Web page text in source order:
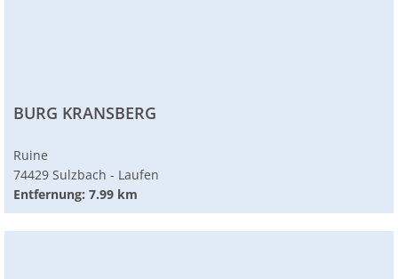
BURG KRANSBERG
Ruine
74429 Sulzbach - Laufen
Entfernung: 7.99 km